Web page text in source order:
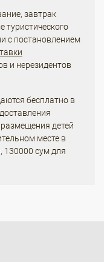
завтрак
туристического
с постановлением
и нерезидентов
бесплатно в
детей
месте в
130000 сум для